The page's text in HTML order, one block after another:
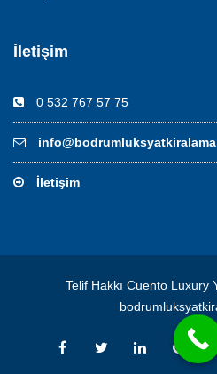
İletişim
0 532 767 57 75
İletişim
Telif Hakkı Cuento Luxury